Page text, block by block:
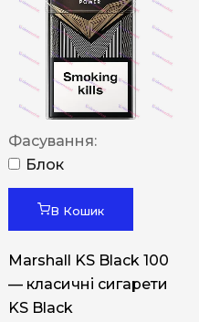
Фасування:
Блок
В Кошик
Marshall KS Black 100
— класичні сигарети
KS Black